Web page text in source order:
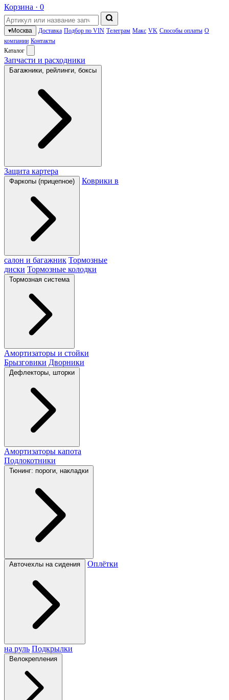
Корзина · 0
▾Москва Доставка Подбор по VIN Телеграм Макс VK Способы оплаты О
компании Контакты
Каталог
Запчасти и расходники
Багажники, рейлинги, боксы
Защита картера
Фаркопы (прицепное) Коврики в
салон и багажник Тормозные
диски Тормозные колодки
Тормозная система
Амортизаторы и стойки
Брызговики Дворники
Дефлекторы, шторки
Амортизаторы капота
Подлокотники
Тюнинг: пороги, накладки
Авточехлы на сидения Оплётки
на руль Подкрылки
Велокрепления